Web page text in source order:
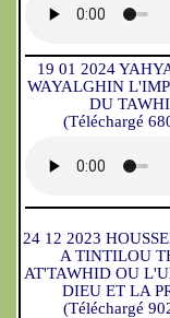
19 01 2024
WAYALGHIN
DU
(Téléchargé
24 12 2023
A TINTILOU
AT'TAWHID OU
DIEU ET LA
(Téléchargé